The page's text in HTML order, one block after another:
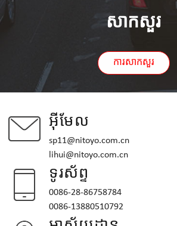
សាកសួរ
ការសាកសួរ
អ៊ីមែល
sp11@nitoyo.com.cn
lihui@nitoyo.com.cn
ទូរស័ព្ទ
0086-28-86758784
0086-13880510792